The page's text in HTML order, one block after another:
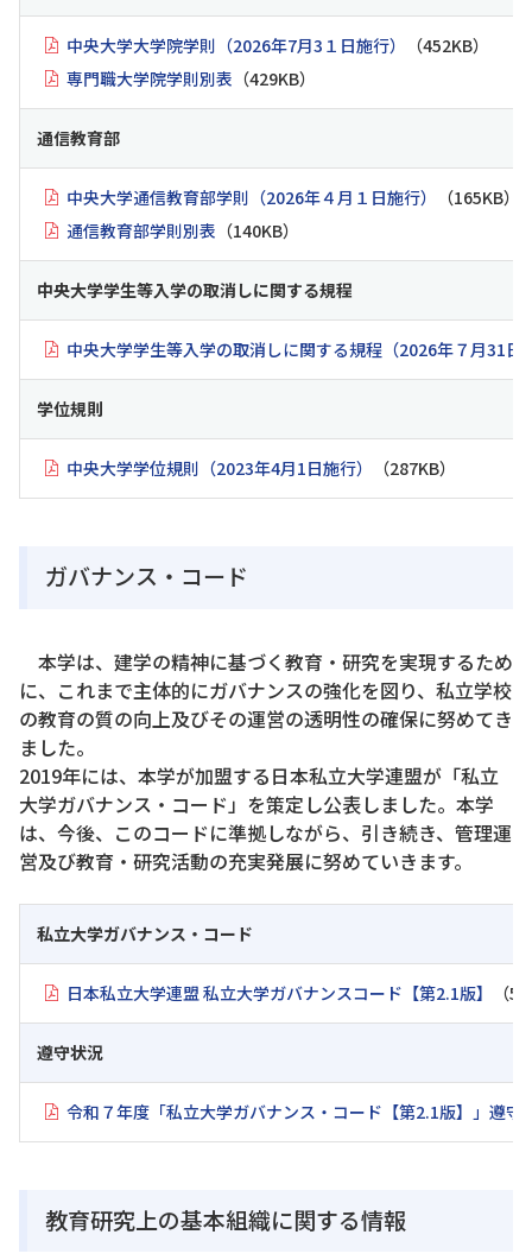
中央大学大学院学則（2026年7月3１日施行）
（452KB）
専門職大学院学則別表 （429KB）
通信教育部
中央大学通信教育部学則（2026年４月１日施行）
（165KB）
通信教育部学則別表 （140KB）
中央大学学生等入学の取消しに関する規程
中央大学学生等入学の取消しに関する規程（2026年７月31日
学位規則
中央大学学位規則（2023年4月1日施行） （287KB）
ガバナンス・コード
本学は、建学の精神に基づく教育・研究を実現するため
に、これまで主体的にガバナンスの強化を図り、私立学校
の教育の質の向上及びその運営の透明性の確保に努めてき
ました。
2019年には、本学が加盟する日本私立大学連盟が「私立
大学ガバナンス・コード」を策定し公表しました。本学
は、今後、このコードに準拠しながら、引き続き、管理運
営及び教育・研究活動の充実発展に努めていきます。
私立大学ガバナンス・コード
日本私立大学連盟 私立大学ガバナンスコード【第2.1版】 （
遵守状況
令和７年度「私立大学ガバナンス・コード【第2.1版】」遵
教育研究上の基本組織に関する情報